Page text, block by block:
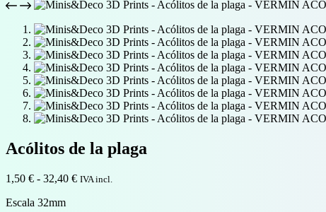
Acólitos de la plaga
1,50 € - 32,40 €Rango
IVA incl.
Escala 32mm